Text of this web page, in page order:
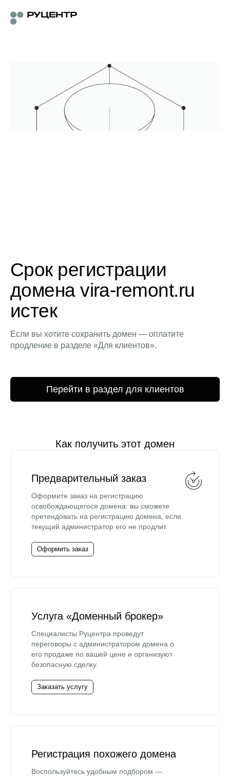
Срок регистрации
домена vira-remont.ru
истек
Если вы хотите сохранить домен — оплатите
продление в разделе «Для клиентов».
Перейти в раздел для клиентов
Как получить этот домен
Предварительный заказ
Оформите заказ на регистрацию
освобождающегося домена: вы сможете
претендовать на регистрацию домена, если
текущий администратор его не продлит.
Оформить заказ
Услуга «Доменный брокер»
Специалисты Руцентра проведут
переговоры с администратором домена о
его продаже по вашей цене и организуют
безопасную сделку.
Заказать услугу
Регистрация похожего домена
Воспользуйтесь удобным подбором —